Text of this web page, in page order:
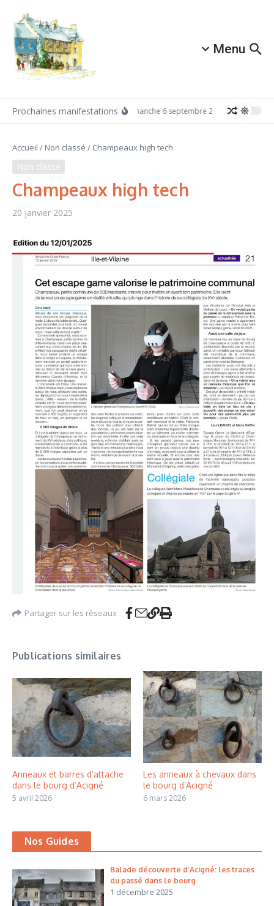
Menu
Prochaines manifestations Dimanche 6 septembre 2026:
Accueil / Non classé / Champeaux high tech
Non classé
Champeaux high tech
20 janvier 2025
Partager sur les réseaux
Publications similaires
Anneaux et barres d’attache
dans le bourg d’Acigné
5 avril 2026
Les anneaux à chevaux dans
le bourg d’Acigné
6 mars 2026
Nos Guides
Balade découverte d’Acigné: les traces
du passé dans le bourg
1 décembre 2025